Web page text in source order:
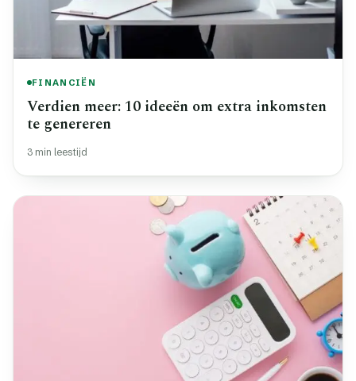
FINANCIËN
Verdien meer: 10 ideeën om extra inkomsten
te genereren
3 min leestijd